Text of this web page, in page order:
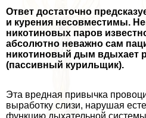
Ответ достаточно
и курения несовместимы.
никотиновых паров
абсолютно неважно сам
никотиновый дым вдыхает
(пассивный курильщик).
Эта вредная привычка
выработку слизи, нарушая